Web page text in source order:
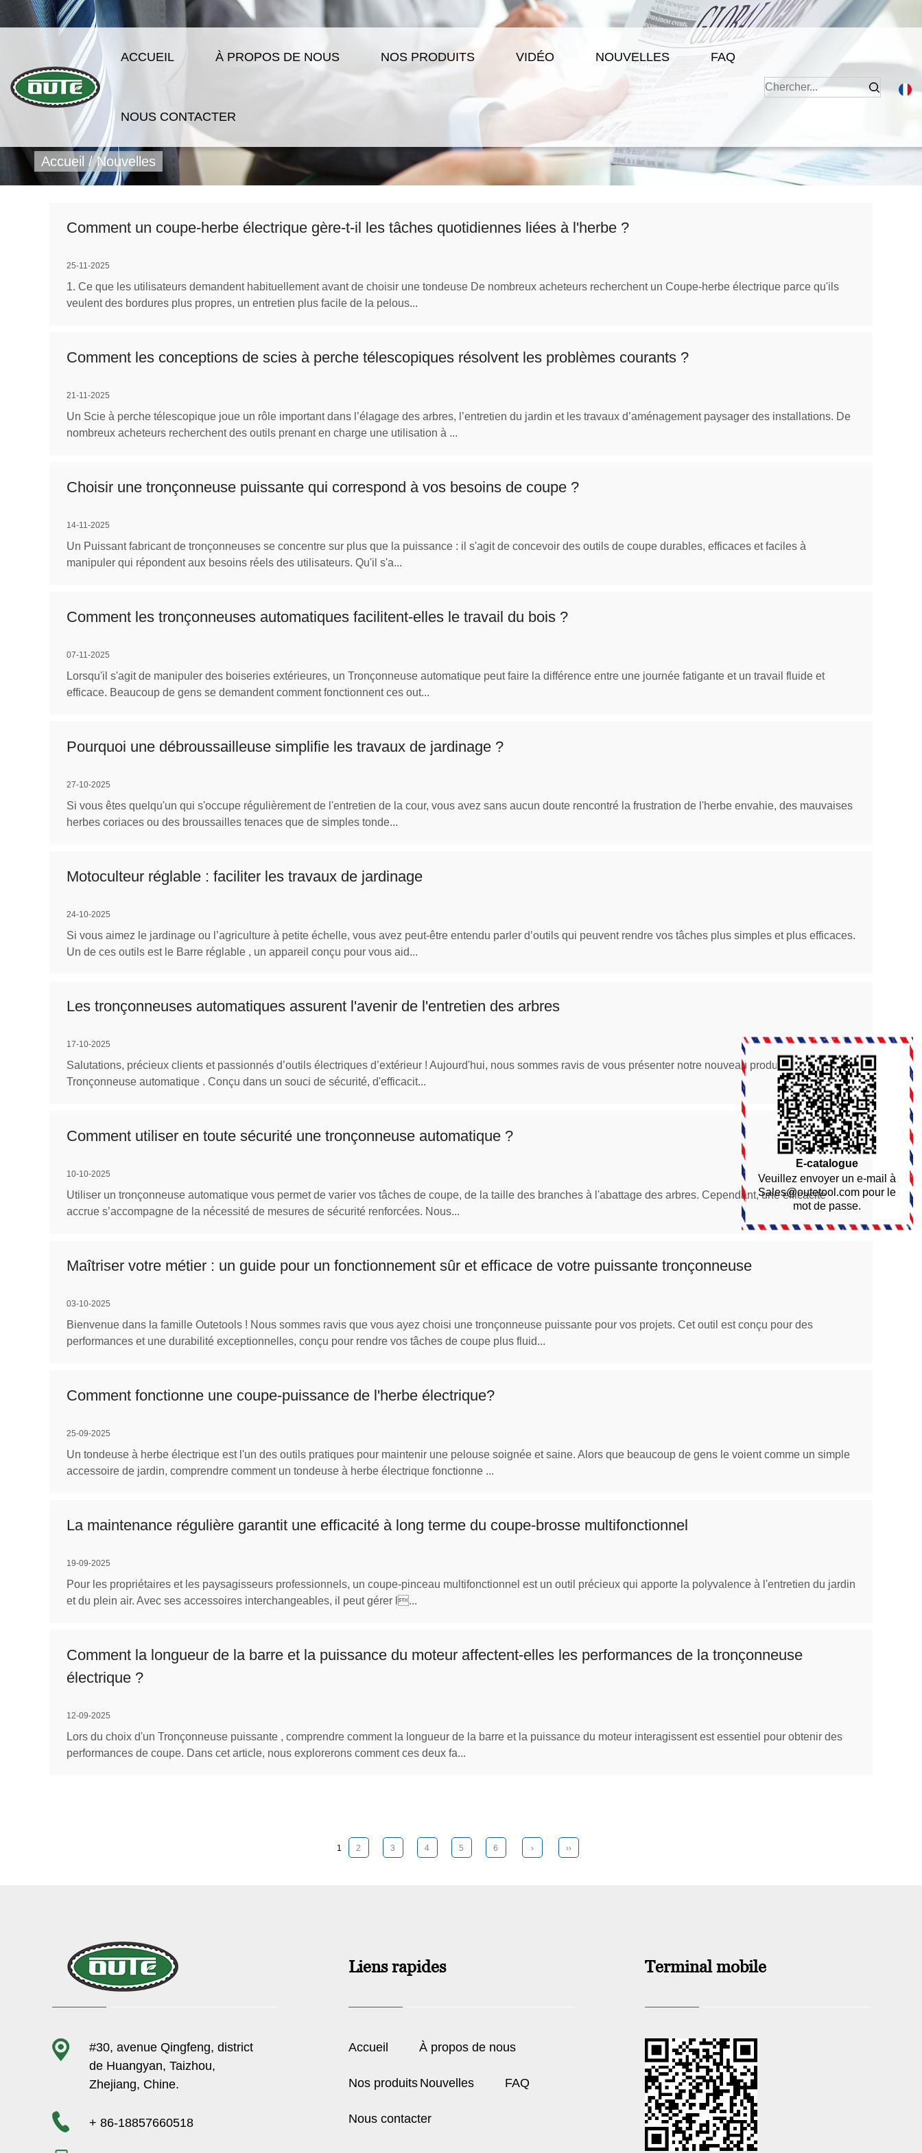
ACCUEIL À PROPOS DE NOUS NOS PRODUITS VIDÉO NOUVELLES FAQ
NOUS CONTACTER
Accueil /Nouvelles
Comment un coupe-herbe électrique gère-t-il les tâches quotidiennes liées à l'herbe ?
25-11-2025
1. Ce que les utilisateurs demandent habituellement avant de choisir une tondeuse De nombreux acheteurs recherchent un Coupe-herbe électrique parce qu'ils
veulent des bordures plus propres, un entretien plus facile de la pelous...
Comment les conceptions de scies à perche télescopiques résolvent les problèmes courants ?
21-11-2025
Un Scie à perche télescopique joue un rôle important dans l’élagage des arbres, l’entretien du jardin et les travaux d’aménagement paysager des installations. De
nombreux acheteurs recherchent des outils prenant en charge une utilisation à ...
Choisir une tronçonneuse puissante qui correspond à vos besoins de coupe ?
14-11-2025
Un Puissant fabricant de tronçonneuses se concentre sur plus que la puissance : il s'agit de concevoir des outils de coupe durables, efficaces et faciles à
manipuler qui répondent aux besoins réels des utilisateurs. Qu'il s'a...
Comment les tronçonneuses automatiques facilitent-elles le travail du bois ?
07-11-2025
Lorsqu'il s'agit de manipuler des boiseries extérieures, un Tronçonneuse automatique peut faire la différence entre une journée fatigante et un travail fluide et
efficace. Beaucoup de gens se demandent comment fonctionnent ces out...
Pourquoi une débroussailleuse simplifie les travaux de jardinage ?
27-10-2025
Si vous êtes quelqu'un qui s'occupe régulièrement de l'entretien de la cour, vous avez sans aucun doute rencontré la frustration de l'herbe envahie, des mauvaises
herbes coriaces ou des broussailles tenaces que de simples tonde...
Motoculteur réglable : faciliter les travaux de jardinage
24-10-2025
Si vous aimez le jardinage ou l’agriculture à petite échelle, vous avez peut-être entendu parler d’outils qui peuvent rendre vos tâches plus simples et plus efficaces.
Un de ces outils est le Barre réglable , un appareil conçu pour vous aid...
Les tronçonneuses automatiques assurent l'avenir de l'entretien des arbres
17-10-2025
Salutations, précieux clients et passionnés d’outils électriques d’extérieur ! Aujourd'hui, nous sommes ravis de vous présenter notre nouveau produit :
Tronçonneuse automatique . Conçu dans un souci de sécurité, d'efficacit...
Comment utiliser en toute sécurité une tronçonneuse automatique ?
10-10-2025
Utiliser un tronçonneuse automatique vous permet de varier vos tâches de coupe, de la taille des branches à l'abattage des arbres. Cependant, une efficacité
accrue s’accompagne de la nécessité de mesures de sécurité renforcées. Nous...
Maîtriser votre métier : un guide pour un fonctionnement sûr et efficace de votre puissante tronçonneuse
03-10-2025
Bienvenue dans la famille Outetools ! Nous sommes ravis que vous ayez choisi une tronçonneuse puissante pour vos projets. Cet outil est conçu pour des
performances et une durabilité exceptionnelles, conçu pour rendre vos tâches de coupe plus fluid...
Comment fonctionne une coupe-puissance de l'herbe électrique?
25-09-2025
Un tondeuse à herbe électrique est l'un des outils pratiques pour maintenir une pelouse soignée et saine. Alors que beaucoup de gens le voient comme un simple
accessoire de jardin, comprendre comment un tondeuse à herbe électrique fonctionne ...
La maintenance régulière garantit une efficacité à long terme du coupe-brosse multifonctionnel
19-09-2025
Pour les propriétaires et les paysagisseurs professionnels, un coupe-pinceau multifonctionnel est un outil précieux qui apporte la polyvalence à l'entretien du jardin
et du plein air. Avec ses accessoires interchangeables, il peut gérer l...
Comment la longueur de la barre et la puissance du moteur affectent-elles les performances de la tronçonneuse
électrique ?
12-09-2025
Lors du choix d'un Tronçonneuse puissante , comprendre comment la longueur de la barre et la puissance du moteur interagissent est essentiel pour obtenir des
performances de coupe. Dans cet article, nous explorerons comment ces deux fa...
1 2 3 4 5 6 › ››
E-catalogue
Veuillez envoyer un e-mail à
Sales@outetool.com pour le
mot de passe.
#30, avenue Qingfeng, district
de Huangyan, Taizhou,
Zhejiang, Chine.
+ 86-18857660518
Liens rapides
Accueil À propos de nous
Nos produits Nouvelles FAQ
Nous contacter
Terminal mobile